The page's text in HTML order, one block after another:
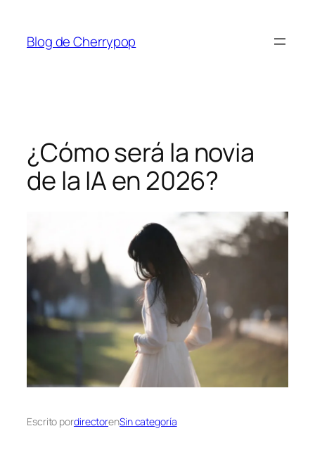
contenido
Blog de Cherrypop
¿Cómo será la novia
de la IA en 2026?
Escrito pordirectorenSin categoría